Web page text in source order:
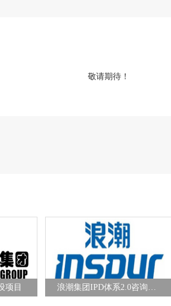
敬请期待！
项目 浪潮集团IPD体系2.0咨询项目